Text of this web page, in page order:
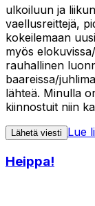
ulkoiluun ja
vaellusreittejä,
kokeilemaan
myös
rauhallinen
baareissa/
lähteä. Minulla
kiinnostuit niin
Lähetä viesti Lue
Heippa!